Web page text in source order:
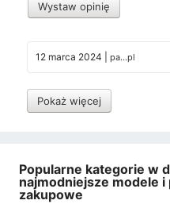
Wystaw opinię
12 marca 2024 pa...pl
Pokaż więcej
Popularne kategorie w
najmodniejsze modele
zakupowe